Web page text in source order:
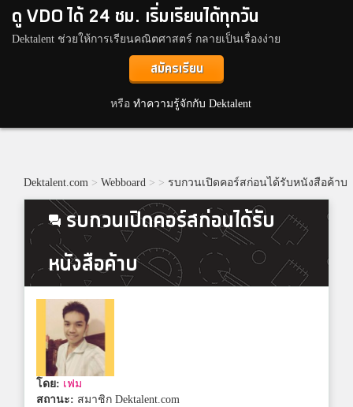
ดู VDO ได้ 24 ชม. เริ่มเรียนได้ทุกวัน
Dektalent ช่วยให้การเรียนคณิตศาสตร์ กลายเป็นเรื่องง่าย
สมัครเรียน
หรือ ทำความรู้จักกับ Dektalent
Dektalent.com > Webboard > > รบกวนเปิดคอร์สก่อนได้รับหนังสือค้าบ
รบกวนเปิดคอร์สก่อนได้รับ
หนังสือค้าบ
โดย: เฟม
สถานะ: สมาชิก Dektalent.com